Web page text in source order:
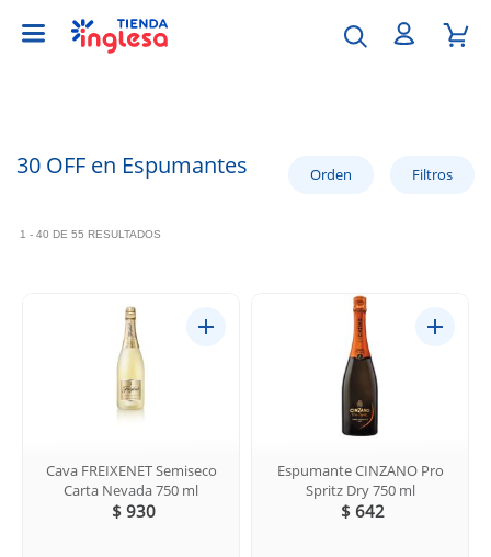
30 OFF en Espumantes
1 - 40 DE 55 RESULTADOS
Cava FREIXENET Semiseco
Carta Nevada 750 ml
$ 930
Espumante CINZANO Pro
Spritz Dry 750 ml
$ 642